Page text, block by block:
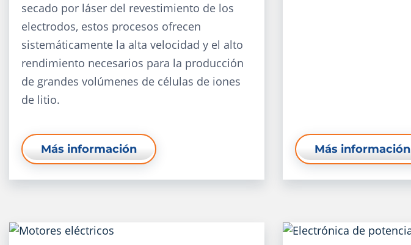
secado por láser del revestimiento de los
electrodos, estos procesos ofrecen
sistemáticamente la alta velocidad y el alto
rendimiento necesarios para la producción
de grandes volúmenes de células de iones
de litio.
Más información Más información